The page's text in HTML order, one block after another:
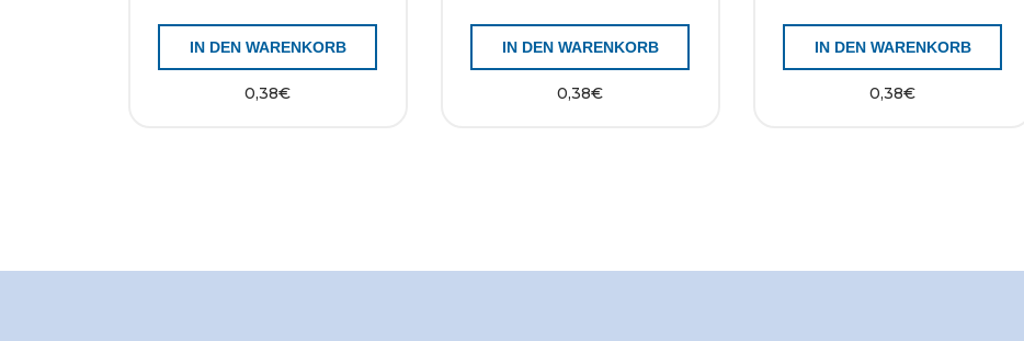
0,38€
IN DEN WARENKORB
0,38€
IN DEN WARENKORB
0,38€
IN DEN WARENKORB